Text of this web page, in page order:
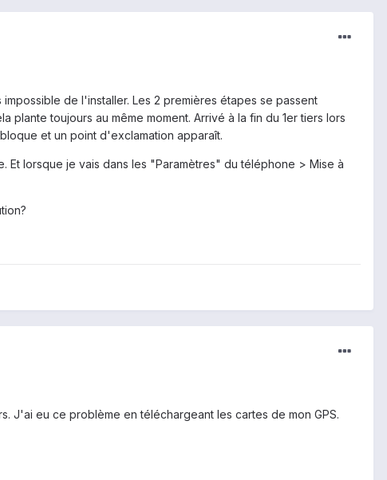
impossible de l'installer. Les 2 premières étapes se passent
toujours au même moment. Arrivé à la fin du 1er tiers lors
et un point d'exclamation apparaît.
lorsque je vais dans les "Paramètres" du téléphone > Mise à
J'ai eu ce problème en téléchargeant les cartes de mon GPS.